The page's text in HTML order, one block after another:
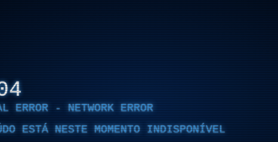
ERROR - NETWORK ERROR
ESTÁ NESTE MOMENTO INDISPONÍVEL